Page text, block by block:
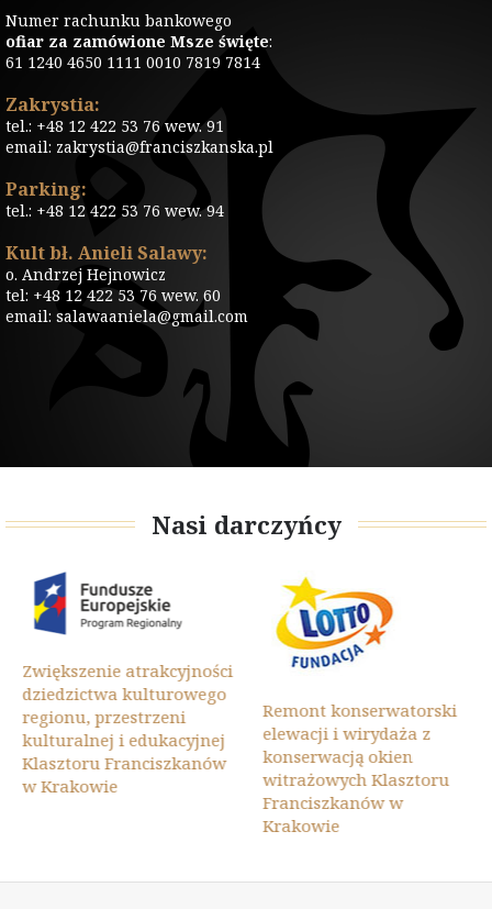
Numer rachunku bankowego
ofiar za zamówione Msze święte:
61 1240 4650 1111 0010 7819 7814
Zakrystia:
tel.: +48 12 422 53 76 wew. 91
email: zakrystia@franciszkanska.pl
Parking:
tel.: +48 12 422 53 76 wew. 94
Kult bł. Anieli Salawy:
o. Andrzej Hejnowicz
tel: +48 12 422 53 76 wew. 60
email: salawaaniela@gmail.com
Nasi darczyńcy
Zwiększenie atrakcyjności
dziedzictwa kulturowego
regionu, przestrzeni
kulturalnej i edukacyjnej
Klasztoru Franciszkanów
w Krakowie
Remont konserwatorski
elewacji i wirydaża z
konserwacją okien
witrażowych Klasztoru
Franciszkanów w
Krakowie